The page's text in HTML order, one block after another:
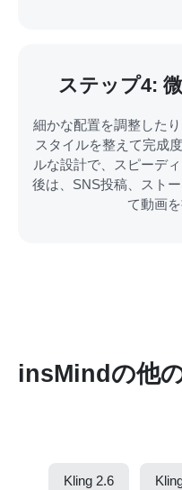
ステップ4:
細かな配置を調整した
スタイルを整えて完成
ルな設計で、スピーデ
後は、SNS投稿、スト
て動画を
insMindの他
Kling 2.6